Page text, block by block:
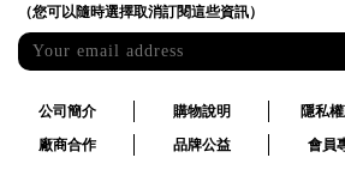
（您可以隨時選擇取消訂閱這些資訊）
公司簡介 購物說明 隱私
廠商合作
品牌公益 會員